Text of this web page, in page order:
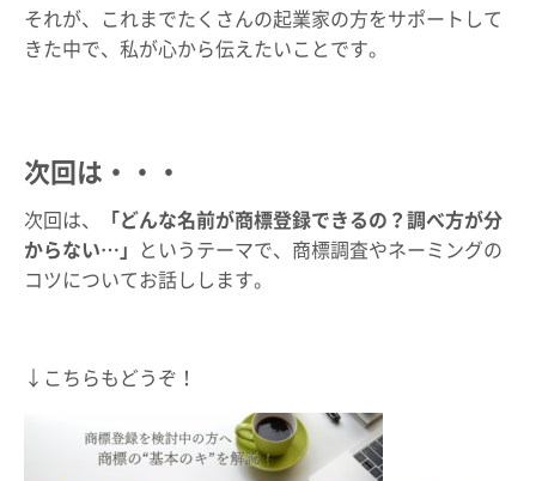
それが、これまでたくさんの起業家の方をサポートして
きた中で、私が心から伝えたいことです。
次回は・・・
次回は、
「どんな名前が商標登録できるの？調べ方が分
からない…」
というテーマで、商標調査やネーミングの
コツについてお話しします。
↓こちらもどうぞ！